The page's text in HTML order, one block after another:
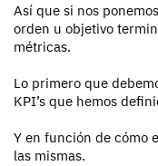
Así que si nos
orden u objetivo
métricas.
Lo primero que
KPI’s que hemos
Y en función de cómo
las mismas.